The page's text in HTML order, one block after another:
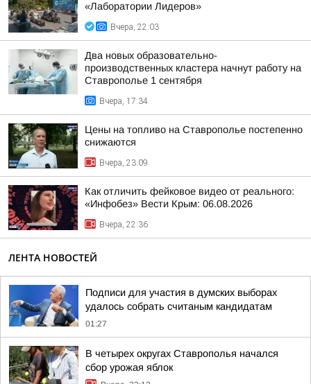
«Лаборатории Лидеров»
Вчера, 22:03
Два новых образовательно-
производственных кластера начнут работу на
Ставрополье 1 сентября
Вчера, 17:34
Цены на топливо на Ставрополье постепенно
снижаются
Вчера, 23:09
Как отличить фейковое видео от реального:
«Инфобез» Вести Крым: 06.08.2026
Вчера, 22:36
ЛЕНТА НОВОСТЕЙ
Подписи для участия в думских выборах
удалось собрать считаным кандидатам
01:27
В четырех округах Ставрополья начался
сбор урожая яблок